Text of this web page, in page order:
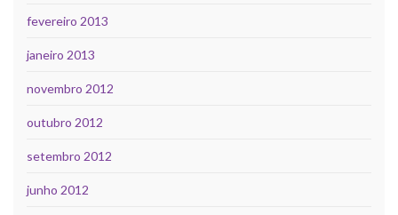
fevereiro 2013
janeiro 2013
novembro 2012
outubro 2012
setembro 2012
junho 2012